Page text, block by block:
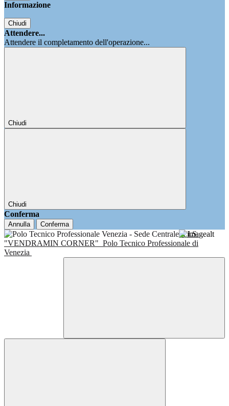
Informazione
Chiudi
Attendere...
Attendere il completamento dell'operazione...
Chiudi
Chiudi
Conferma
Annulla Conferma
I.I.S.
"VENDRAMIN CORNER" Polo Tecnico Professionale di
Venezia